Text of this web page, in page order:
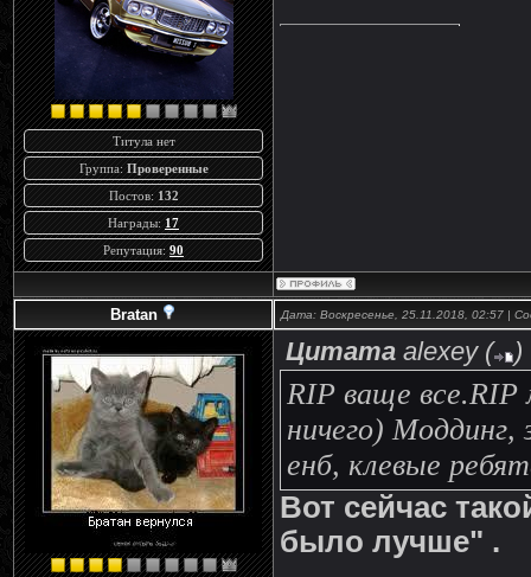
Титула нет
Группа: Проверенные
Постов: 132
Награды: 17
Репутация: 90
Bratan Дата: Воскресенье, 25.11.2018, 02:57 |
Цитата alexey( )
RIP ваще
ничего) Моддинг,
енб, клевые
Вот сейчас
было лучше" .